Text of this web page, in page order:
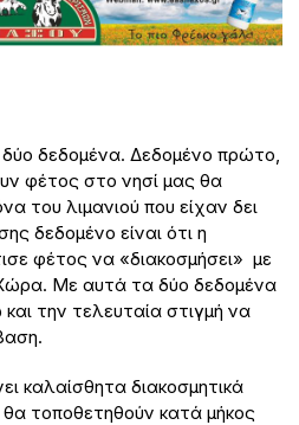
δεδομένα. Δεδομένο πρώτο,
φέτος στο νησί μας θα
του λιμανιού που είχαν δει
δεδομένο είναι ότι η
φέτος να «διακοσμήσει» με
Με αυτά τα δύο δεδομένα
την τελευταία στιγμή να
καλαίσθητα διακοσμητικά
τοποθετηθούν κατά μήκος